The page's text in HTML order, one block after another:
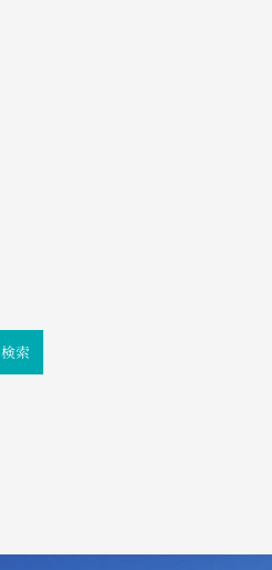
検索